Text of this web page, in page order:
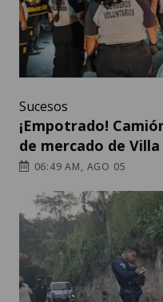
Sucesos
¡Empotrado!
de mercado de
06:49 AM, AGO 05